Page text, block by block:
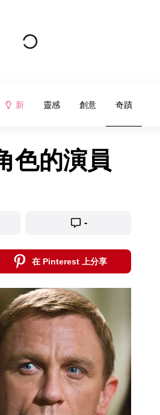
新 靈感 創意 奇蹟
色的演員
-
在 Pinterest 上分享